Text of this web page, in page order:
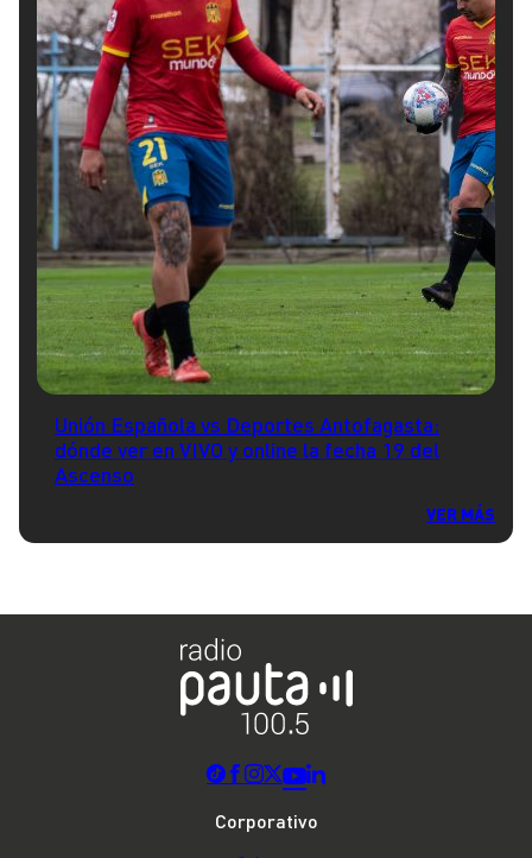
Unión Española vs Deportes Antofagasta:
dónde ver en VIVO y online la fecha 19 del
Ascenso
VER MÁS
Corporativo